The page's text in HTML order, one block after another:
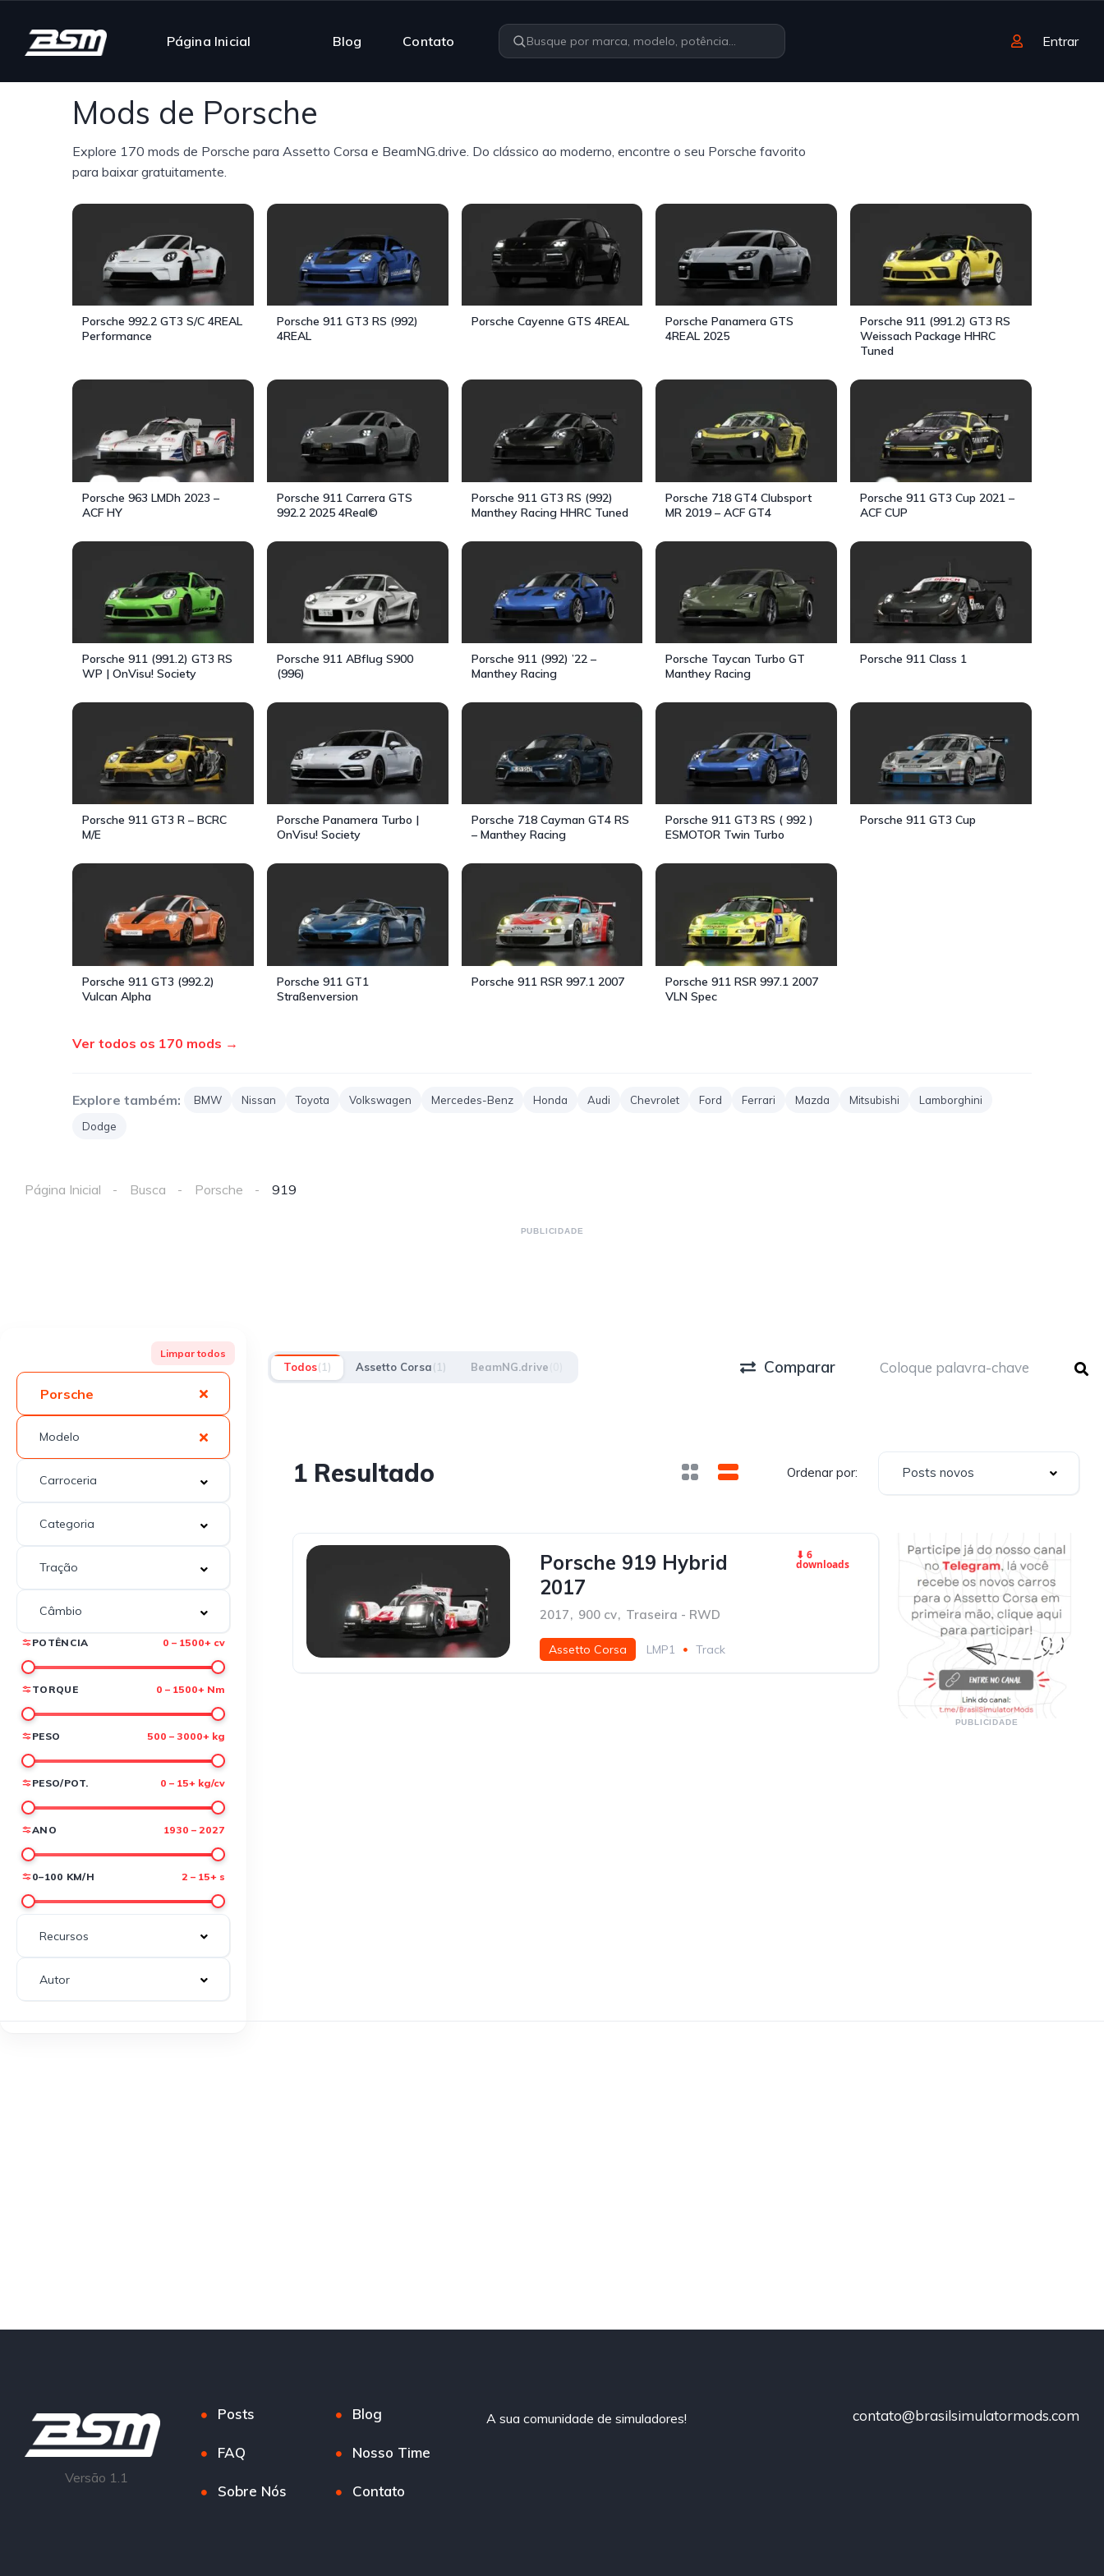
Página Inicial Blog Contato Entrar
Mods de Porsche
Explore 170 mods de Porsche para Assetto Corsa e BeamNG.drive. Do clássico ao moderno, encontre o seu Porsche favorito
para baixar gratuitamente.
Porsche 992.2 GT3 S/C 4REAL
Performance
Porsche 911 GT3 RS (992)
4REAL
Porsche Cayenne GTS 4REAL
Porsche Panamera GTS
4REAL 2025
Porsche 911 (991.2) GT3 RS
Weissach Package HHRC
Tuned
Porsche 963 LMDh 2023 –
ACF HY
Porsche 911 Carrera GTS
992.2 2025 4Real©
Porsche 911 GT3 RS (992)
Manthey Racing HHRC Tuned
Porsche 718 GT4 Clubsport
MR 2019 – ACF GT4
Porsche 911 GT3 Cup 2021 –
ACF CUP
Porsche 911 (991.2) GT3 RS
WP | OnVisu! Society
Porsche 911 ABflug S900
(996)
Porsche 911 (992) ’22 –
Manthey Racing
Porsche Taycan Turbo GT
Manthey Racing
Porsche 911 Class 1
Porsche 911 GT3 R – BCRC
M/E
Porsche Panamera Turbo |
OnVisu! Society
Porsche 718 Cayman GT4 RS
– Manthey Racing
Porsche 911 GT3 RS ( 992 )
ESMOTOR Twin Turbo
Porsche 911 GT3 Cup
Porsche 911 GT3 (992.2)
Vulcan Alpha
Porsche 911 GT1
Straßenversion
Porsche 911 RSR 997.1 2007
Porsche 911 RSR 997.1 2007
VLN Spec
Ver todos os 170 mods →
Explore também: BMW Nissan Toyota Volkswagen Mercedes-Benz Honda Audi Chevrolet Ford Ferrari Mazda Mitsubishi
Lamborghini
Dodge
Página Inicial Busca Porsche 919
PUBLICIDADE
Porsche
POTÊNCIA 0 – 1500+ cv
TORQUE 0 – 1500+ Nm
PESO 500 – 3000+ kg
PESO/POT. 0 – 15+ kg/cv
ANO 1930 – 2027
0–100 KM/H 2 – 15+ s
Recursos
Autor
Limpar todos
Todos(1) Assetto Corsa(1) BeamNG.drive Comparar
1 Resultado Ordenar por: Posts novos
Porsche 919 Hybrid
2017
2017, 900 cv, Traseira - RWD
Assetto Corsa LMP1 Track
⬇ 6
downloads
PUBLICIDADE
Versão 1.1
Posts Blog
FAQ Nosso Time
Sobre Nós Contato
A sua comunidade de simuladores! contato@brasilsimulatormods.com